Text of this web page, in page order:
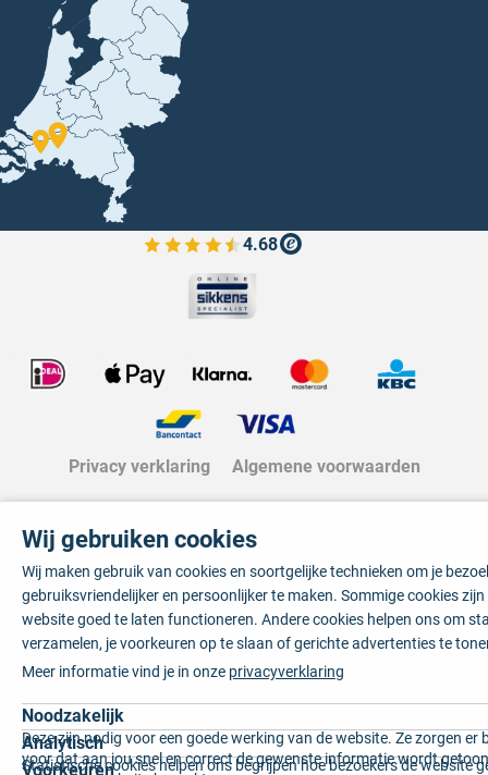
4.68
Bekijk de verfplaza beoordelingen
Privacy verklaring Algemene voorwaarden
Wij gebruiken cookies
Wij maken gebruik van cookies en soortgelijke technieken om je
gebruiksvriendelijker en persoonlijker te maken. Sommige cookies
website goed te laten functioneren. Andere cookies helpen ons om
verzamelen, je voorkeuren op te slaan of gerichte advertenties te
Meer informatie vind je in onze privacyverklaring
Noodzakelijk
Deze zijn nodig voor een goede werking van de website. Ze zorgen er
voor dat aan jou snel en correct de gewenste informatie wordt
Analytisch
Statistische cookies helpen ons begrijpen hoe bezoekers de website
Voorkeuren